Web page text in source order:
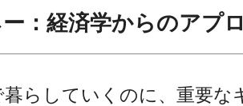
：経済学からのアプ
らしていくのに、重要な